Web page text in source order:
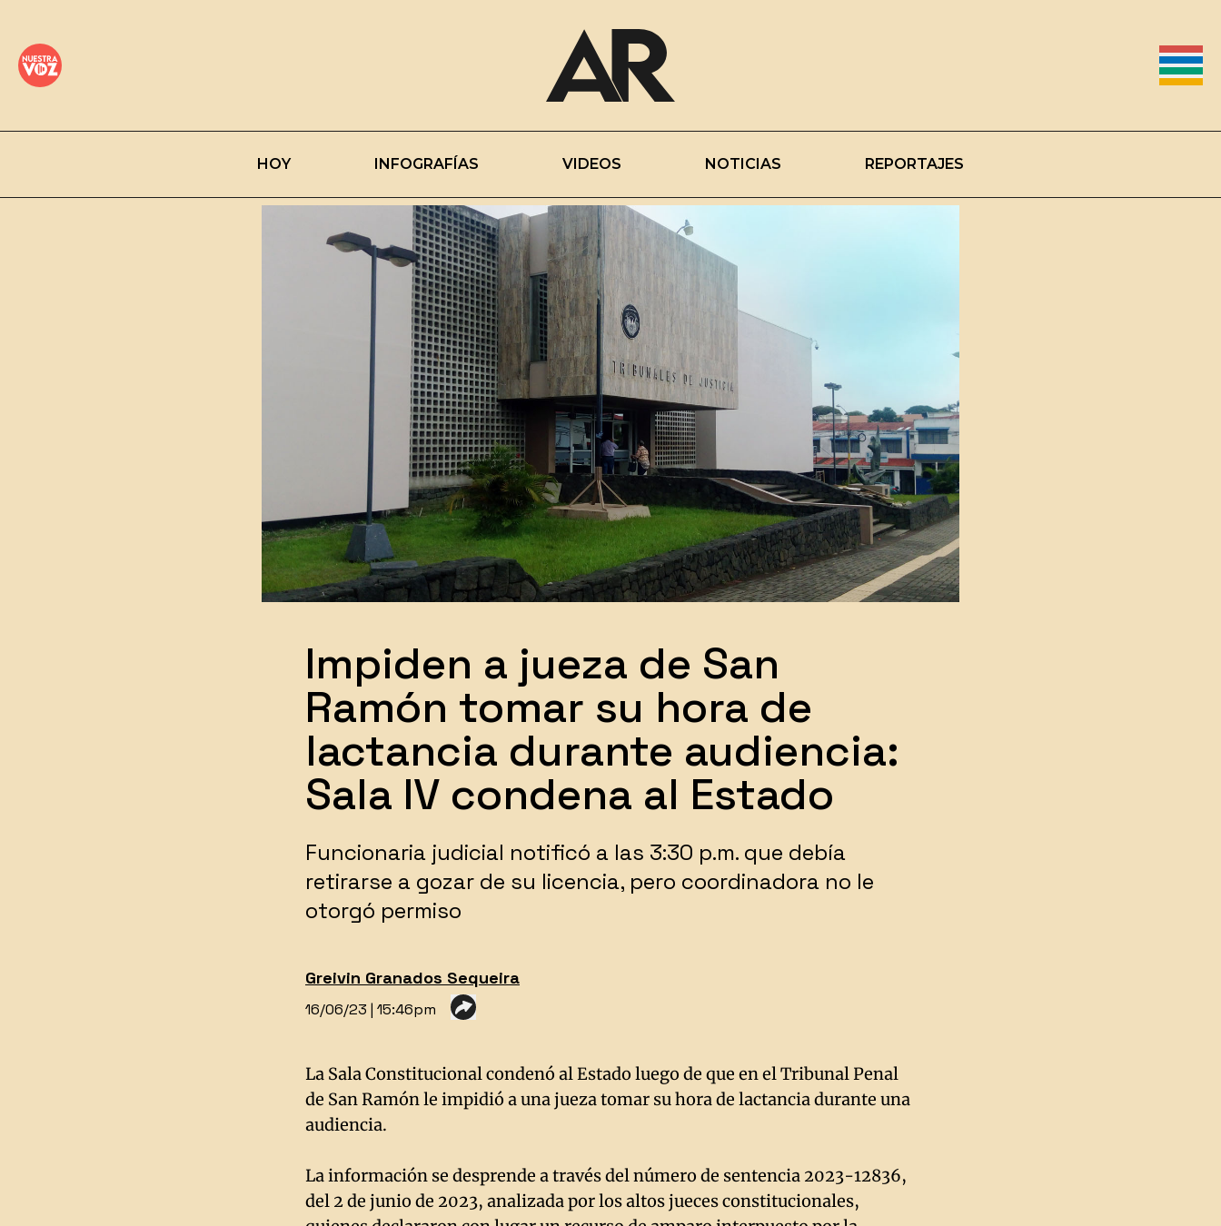
HOY INFOGRAFÍAS VIDEOS NOTICIAS REPORTAJES
Impiden a jueza de San
Ramón tomar su hora de
lactancia durante audiencia:
Sala IV condena al Estado
Funcionaria judicial notificó a las 3:30 p.m. que debía
retirarse a gozar de su licencia, pero coordinadora no le
otorgó permiso
Greivin Granados Sequeira
16/06/23 | 15:46pm
La Sala Constitucional condenó al Estado luego de que en el Tribunal Penal
de San Ramón le impidió a una jueza tomar su hora de lactancia durante una
audiencia.
La información se desprende a través del número de sentencia 2023-12836,
del 2 de junio de 2023, analizada por los altos jueces constitucionales,